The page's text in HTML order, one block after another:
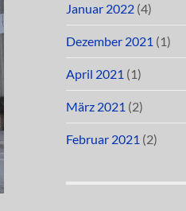
Januar 2022 (4)
Dezember 2021 (1)
April 2021 (1)
März 2021 (2)
Februar 2021 (2)